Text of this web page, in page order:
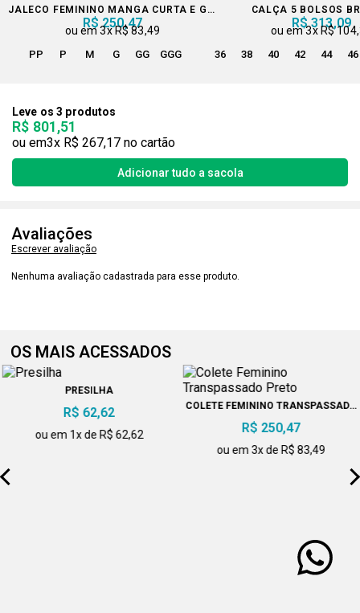
JALECO FEMININO MANGA CURTA E GOLA PADRE
R$ 250,47
3xR$ 83,49
PP P M G GG GGG
CALÇA 5 BOLSOS
R$ 313,09
3x R$
36 38 40 42 44 46
Leve os 3 produtos
R$ 801,51
3x R$ 267,17
Avaliações
Escrever avaliação
Nenhuma avaliação cadastrada para esse produto.
OS MAIS ACESSADOS
PRESILHA
R$ 62,62
ou em 1x de R$ 62,62
COLETE FEMININO TRANSPASSADO
PRETO
R$ 250,47
ou em 3x de R$ 83,49